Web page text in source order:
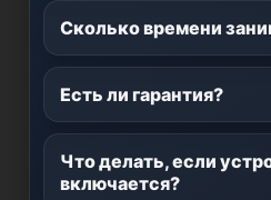
Сколько времени
Есть ли гарантия?
Что делать, если
включается?